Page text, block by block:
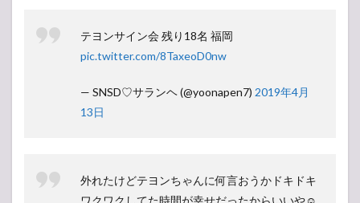
人気
投票
テヨンサイン会 残り18名 福岡
pic.twitter.com/8TaxeoD0nw
— SNSD♡サランヘ (@yoonapen7) 2019年4月
13日
外れたけどテヨンちゃんに何言おうかドキドキ
ワクワクしてた時間が幸せだったからいいや☺️